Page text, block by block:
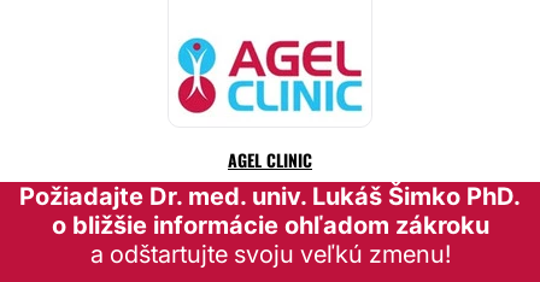
AGEL CLINIC
Požiadajte Dr. med. univ. Lukáš Šimko PhD.
o bližšie informácie ohľadom zákroku
a odštartujte svoju veľkú zmenu!